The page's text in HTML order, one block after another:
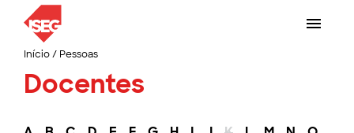
Início/ Pessoas
Docentes